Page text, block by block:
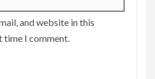
and website in this
I comment.